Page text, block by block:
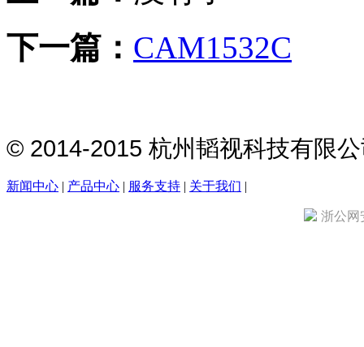
下一篇： CAM1532C
© 2014-2015 杭州韬视科技有限
新闻中心 | 产品中心 | 服务支持 | 关于我们 |
浙公网